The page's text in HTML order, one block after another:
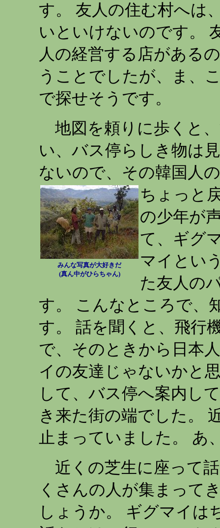
す。 友人の住む村へは
いといけないのです。
人の経営する店がある
うことでしたが、ま、
で探せそうです。
地図を頼りに歩くと
い、バス停らしき物は
ないので、その韓国人
みんな写真が大好きだ
(真ん中がひらちゃん)
ちょっと
の少年が
て、ギグ
マイとい
た友人の
す。 こんなところで、
す。 話を聞くと、飛行
で、そのときから日本
イの友達じゃないかと
して、バス停へ案内し
き来た街の端でした。
止まっていました。 あ
近くの芝生に座って
くさんの人が集まって
しょうか。 ギグマイは